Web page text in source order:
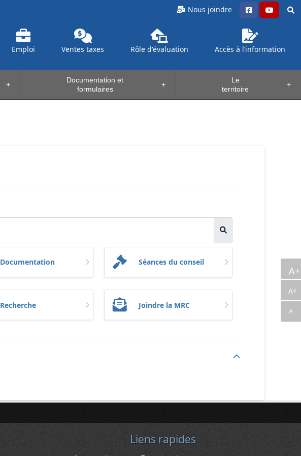
Nous joindre
Emploi Ventes taxes Rôle d'évaluation Accès à l’information
+ +
Documentation et
formulaires
+
Le
territoire
A+
A
Documentation Séances du conseil
Recherche Joindre la MRC
Liens rapides